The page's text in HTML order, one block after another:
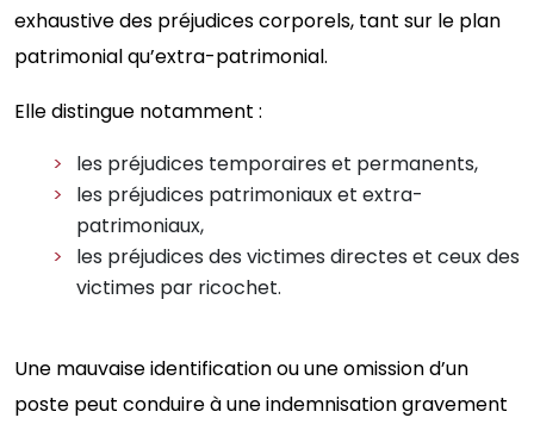
exhaustive des préjudices corporels, tant sur le plan
patrimonial qu’extra-patrimonial.
Elle distingue notamment :
les préjudices temporaires et permanents,
les préjudices patrimoniaux et extra-
patrimoniaux,
les préjudices des victimes directes et ceux des
victimes par ricochet.
Une mauvaise identification ou une omission d’un
poste peut conduire à une indemnisation gravement